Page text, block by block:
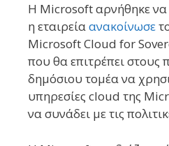
Η Microsoft αρνήθηκε να
η εταιρείαανακοίνωσε
Microsoft Cloud for
που θα επιτρέπει στους
δημόσιου τομέα να
υπηρεσίες cloud της
να συνάδει με τις